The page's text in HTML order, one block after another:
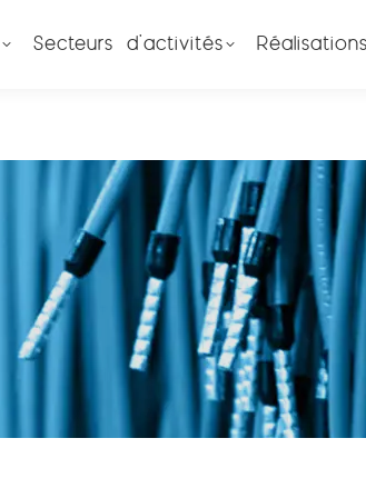
Secteurs d’activités Réalisations